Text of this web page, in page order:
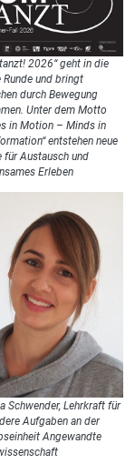
2026“ geht in die
Runde und bringt
durch Bewegung
Unter dem Motto
in Motion – Minds in
entstehen neue
für Austausch und
Erleben
Schwender, Lehrkraft für
Aufgaben an der
Angewandte